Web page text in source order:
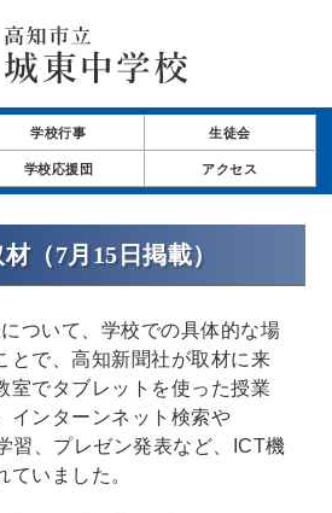
学校行事 生徒会
学校応援団 アクセス
（7月15日掲載）
ついて、学校での具体的な場
とで、高知新聞社が取材に来
室でタブレットを使った授業
インターンネット検索や
習、プレゼン発表など、ICT機
ていました。